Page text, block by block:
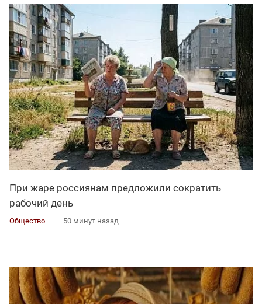
При жаре россиянам предложили сократить
рабочий день
Общество 50 минут назад